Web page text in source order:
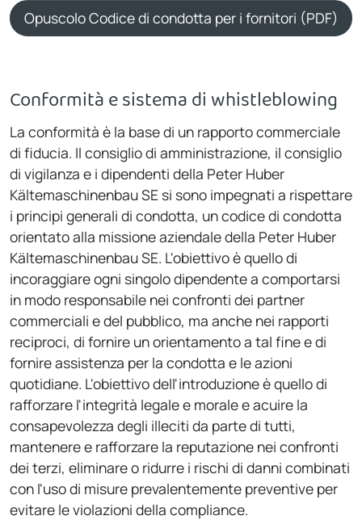
Opuscolo Codice di condotta per i fornitori (PDF)
Conformità e sistema di whistleblowing
La conformità è la base di un rapporto commerciale
di fiducia. Il consiglio di amministrazione, il consiglio
di vigilanza e i dipendenti della Peter Huber
Kältemaschinenbau SE si sono impegnati a rispettare
i principi generali di condotta, un codice di condotta
orientato alla missione aziendale della Peter Huber
Kältemaschinenbau SE. L'obiettivo è quello di
incoraggiare ogni singolo dipendente a comportarsi
in modo responsabile nei confronti dei partner
commerciali e del pubblico, ma anche nei rapporti
reciproci, di fornire un orientamento a tal fine e di
fornire assistenza per la condotta e le azioni
quotidiane. L'obiettivo dell'introduzione è quello di
rafforzare l'integrità legale e morale e acuire la
consapevolezza degli illeciti da parte di tutti,
mantenere e rafforzare la reputazione nei confronti
dei terzi, eliminare o ridurre i rischi di danni combinati
con l'uso di misure prevalentemente preventive per
evitare le violazioni della compliance.